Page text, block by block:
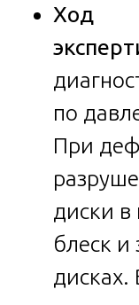
Ход
по
При
диски в
блеск и
дисках.